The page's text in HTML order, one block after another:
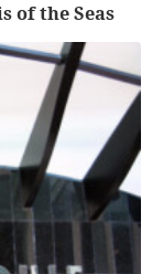
of the Seas